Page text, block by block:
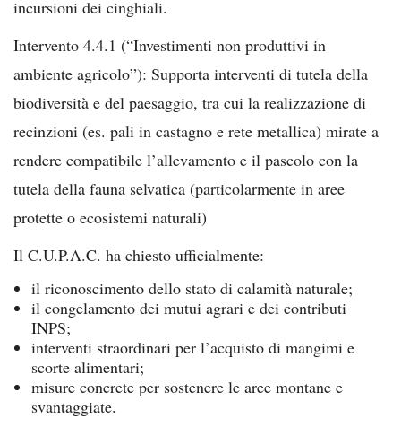
incursioni dei cinghiali.
Intervento 4.4.1 (“Investimenti non produttivi in
ambiente agricolo”): Supporta interventi di tutela della
biodiversità e del paesaggio, tra cui la realizzazione di
recinzioni (es. pali in castagno e rete metallica) mirate a
rendere compatibile l’allevamento e il pascolo con la
tutela della fauna selvatica (particolarmente in aree
protette o ecosistemi naturali)
Il C.U.P.A.C. ha chiesto ufficialmente:
il riconoscimento dello stato di calamità naturale;
il congelamento dei mutui agrari e dei contributi
INPS;
interventi straordinari per l’acquisto di mangimi e
scorte alimentari;
misure concrete per sostenere le aree montane e
svantaggiate.